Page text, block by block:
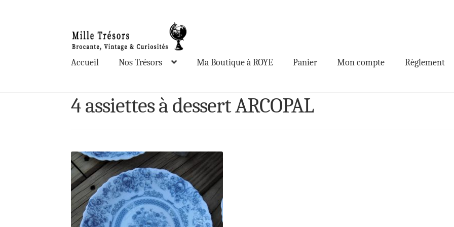
à
la
navigation
au
contenu
Accueil Nos Trésors Ma Boutique à ROYE Panier Mon compte Règlement
4 assiettes à dessert ARCOPAL